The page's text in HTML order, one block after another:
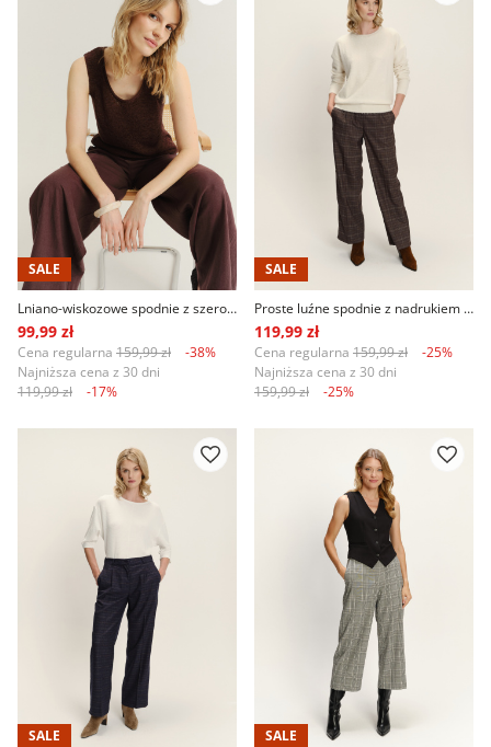
SALE
Lniano-wiskozowe spodnie z szeroką nogawką ciemny brąz
99,99 zł
Cena regularna 159,99 zł
-38%
Najniższa cena z 30 dni
119,99 zł
-17%
SALE
Proste luźne spodnie z nadrukiem w kratę
119,99 zł
Cena regularna 159,99 zł
-25%
Najniższa cena z 30 dni
159,99 zł
-25%
SALE SALE